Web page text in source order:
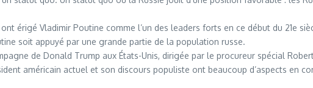
érigé Vladimir Poutine comme l’un des leaders forts en ce début du 21e
soit appuyé par une grande partie de la population russe.
de Donald Trump aux États-Unis, dirigée par le procureur spécial
américain actuel et son discours populiste ont beaucoup d’aspects en